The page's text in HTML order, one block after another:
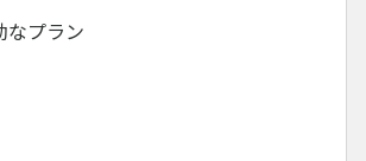
なプラン